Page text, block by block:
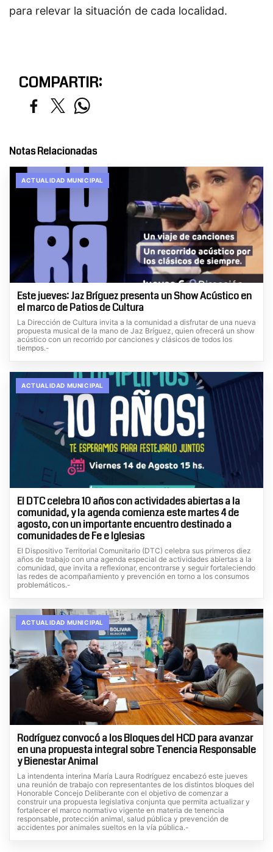
para relevar la situación de cada localidad.
COMPARTIR:
Notas Relacionadas
ACTUALIDAD MUNICIPAL
Este jueves: Jaz Bríguez presenta un Show Acústico en
el marco de Patios de Cultura
La Dirección de Cultura invita a la comunidad a disfrutar de una nueva
propuesta musical de la mano de Jaz Bríguez, quien ofrecerá un show
acústico con un recorrido por canciones y clásicos de todos los
tiempos.-
ACTUALIDAD MUNICIPAL
El DTC celebra 10 años con actividades abiertas a la
comunidad, y la agenda comienza este martes 4 de
agosto, con un importante encuentro destinado a
comunidades de Fe e Iglesias
El Dispositivo Territorial Comunitario (DTC) celebra sus primeros diez
años de trabajo con una agenda especial de actividades abiertas a la
comunidad, que invita a reflexionar, encontrarse y seguir fortaleciendo
las redes de acompañamiento y prevención en torno a los consumos
problemáticos.-
ACTUALIDAD MUNICIPAL
Rodríguez convocó a los Bloques del HCD para avanzar
en una propuesta integral sobre Tenencia Responsable
y Bienestar Animal
La intendenta interina María Laura Rodríguez encabezó este jueves
una reunión de trabajo con representantes de los distintos bloques del
Honorable Concejo Deliberante con el objetivo de comenzar a
construir una propuesta legislativa conjunta que permita actualizar y
fortalecer el marco normativo vigente en materia de tenencia
responsable, protección animal, salud pública y prevención de
accidentes por animales sueltos en la vía pública.-